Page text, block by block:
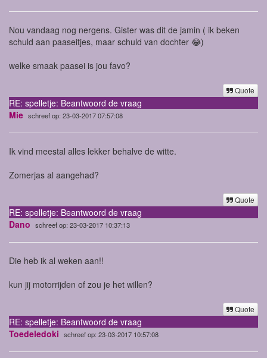
Nou vandaag nog nergens. Gister was dit de jamin ( ik beken
schuld aan paaseitjes, maar schuld van dochter 😂)
welke smaak paasei is jou favo?
Quote
RE: spelletje: Beantwoord de vraag
Mie schreef op: 23-03-2017 07:57:08
Ik vind meestal alles lekker behalve de witte.
Zomerjas al aangehad?
Quote
RE: spelletje: Beantwoord de vraag
Dano schreef op: 23-03-2017 10:37:13
Die heb ik al weken aan!!
kun jij motorrijden of zou je het willen?
Quote
RE: spelletje: Beantwoord de vraag
Toedeledoki schreef op: 23-03-2017 10:57:08